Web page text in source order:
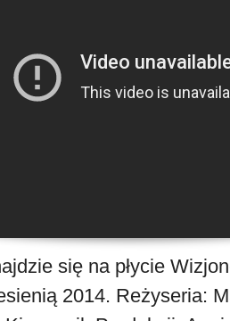
się na płycie
2014. Reżyseria: